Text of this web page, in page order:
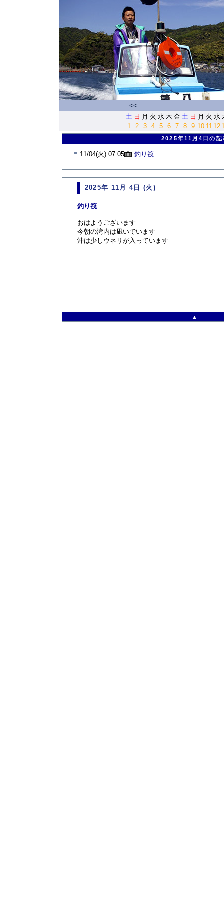
<<
土 日 月 火 水 木 金 土 日 月 火 水
1
2 3 4 5 6 7 8 9 10 11 12
2025年11月4日の記
■ 11/04(火) 07:05 釣り筏
2025年 11月 4日 (火)
釣り筏
おはようございます
今朝の湾内は凪いでいます
沖は少しウネリが入っています
▲